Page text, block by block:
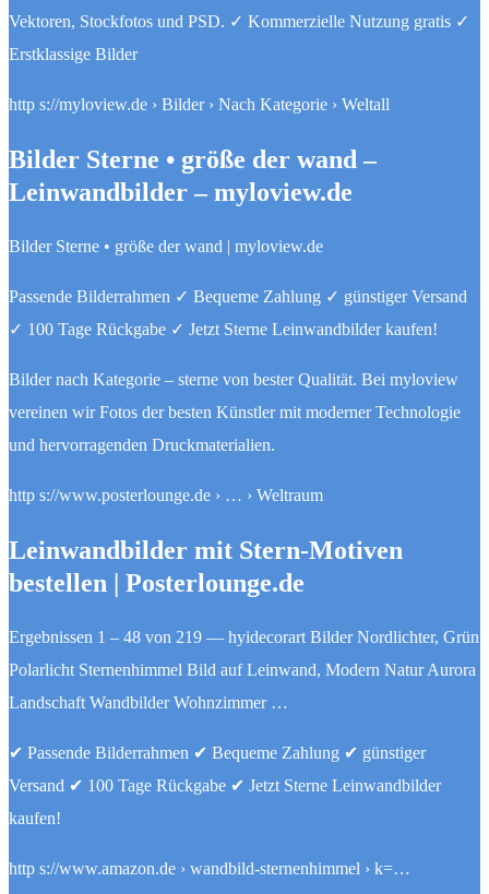
Vektoren, Stockfotos und PSD. ✓ Kommerzielle Nutzung gratis ✓
Erstklassige Bilder
http s://myloview.de › Bilder › Nach Kategorie › Weltall
Bilder Sterne • größe der wand –
Leinwandbilder – myloview.de
Bilder Sterne • größe der wand | myloview.de
Passende Bilderrahmen ✓ Bequeme Zahlung ✓ günstiger Versand
✓ 100 Tage Rückgabe ✓ Jetzt Sterne Leinwandbilder kaufen!
Bilder nach Kategorie – sterne von bester Qualität. Bei myloview
vereinen wir Fotos der besten Künstler mit moderner Technologie
und hervorragenden Druckmaterialien.
http s://www.posterlounge.de › … › Weltraum
Leinwandbilder mit Stern-Motiven
bestellen | Posterlounge.de
Ergebnissen 1 – 48 von 219 — hyidecorart Bilder Nordlichter, Grün
Polarlicht Sternenhimmel Bild auf Leinwand, Modern Natur Aurora
Landschaft Wandbilder Wohnzimmer …
✔ Passende Bilderrahmen ✔ Bequeme Zahlung ✔ günstiger
Versand ✔ 100 Tage Rückgabe ✔ Jetzt Sterne Leinwandbilder
kaufen!
http s://www.amazon.de › wandbild-sternenhimmel › k=…